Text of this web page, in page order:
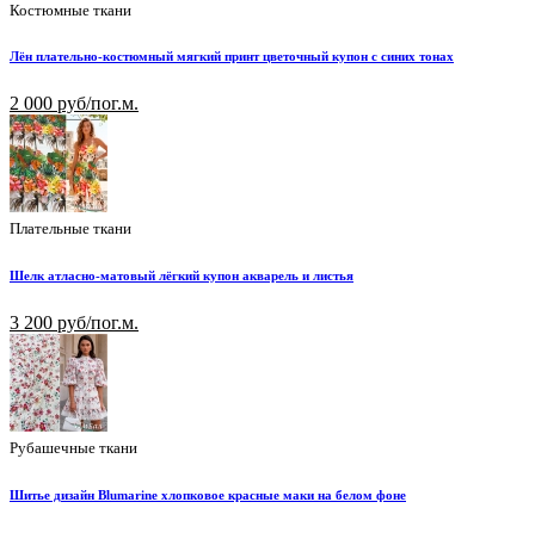
Костюмные ткани
Лён плательно-костюмный мягкий принт цветочный купон с синих тонах
2 000 руб/пог.м.
Плательные ткани
Шелк атласно-матовый лёгкий купон акварель и листья
3 200 руб/пог.м.
Рубашечные ткани
Шитье дизайн Blumarine хлопковое красные маки на белом фоне